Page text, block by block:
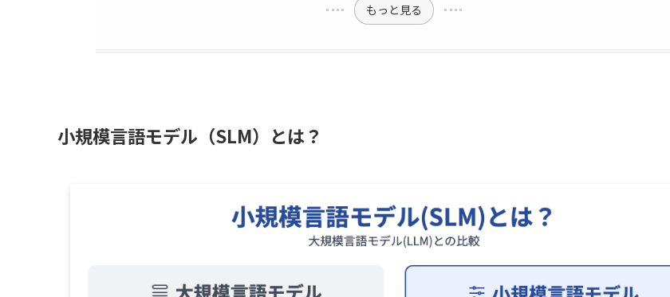
もっと見る
小規模言語モデル（SLM）とは？